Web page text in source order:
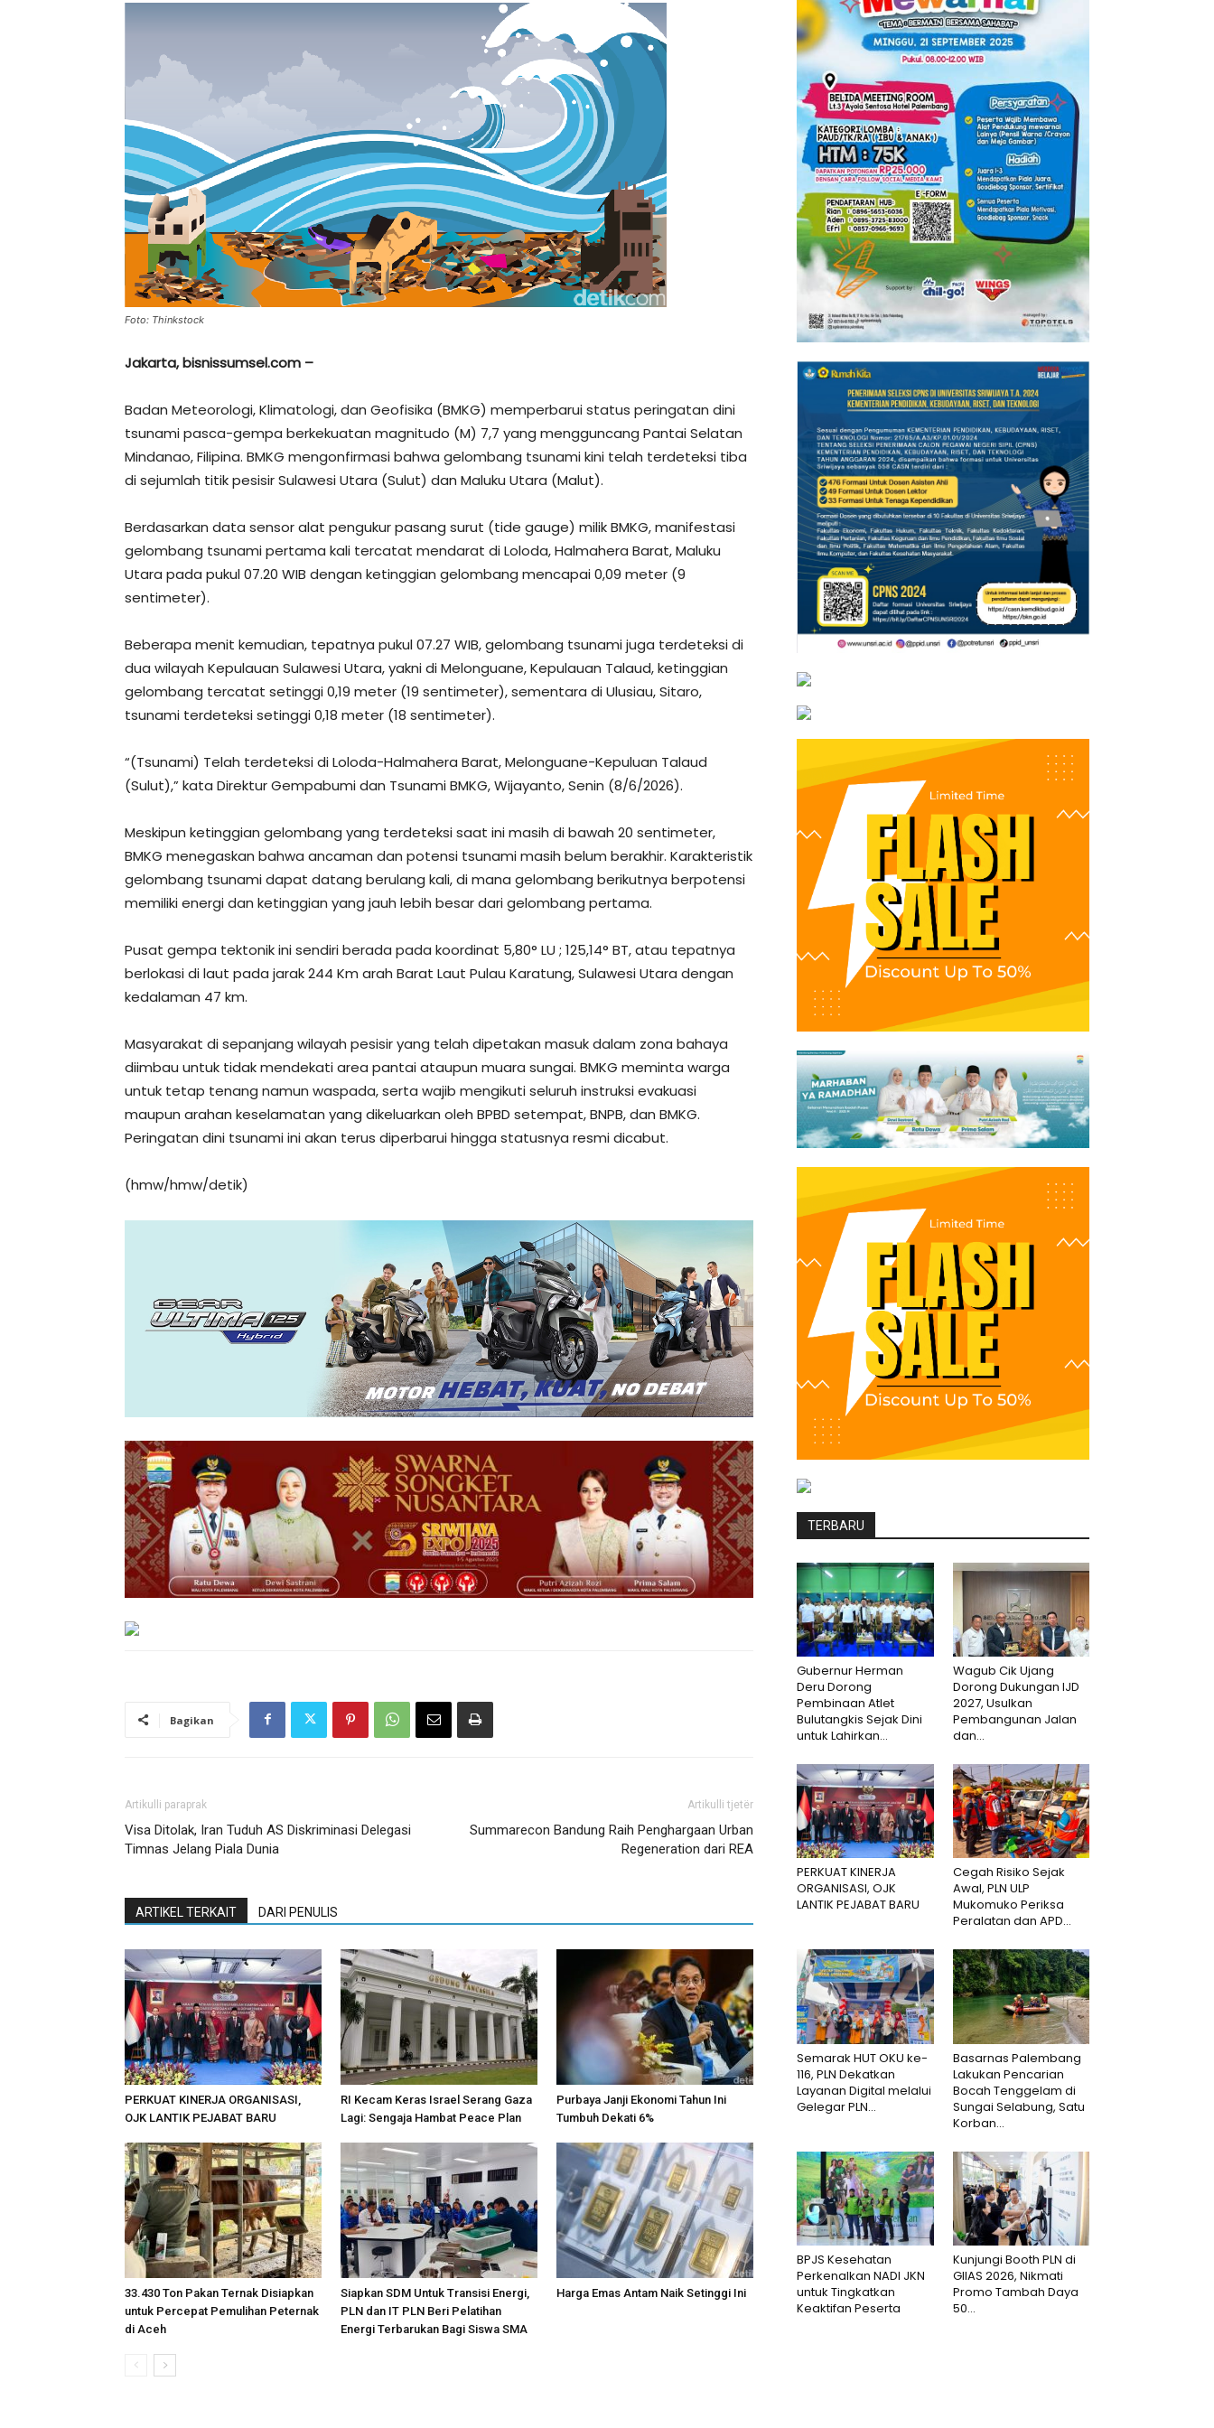
Foto: Thinkstock
Jakarta, bisnissumsel.com –
Badan Meteorologi, Klimatologi, dan Geofisika (BMKG) memperbarui status peringatan dini
tsunami pasca-gempa berkekuatan magnitudo (M) 7,7 yang mengguncang Pantai Selatan
Mindanao, Filipina. BMKG mengonfirmasi bahwa gelombang tsunami kini telah terdeteksi tiba
di sejumlah titik pesisir Sulawesi Utara (Sulut) dan Maluku Utara (Malut).
Berdasarkan data sensor alat pengukur pasang surut (tide gauge) milik BMKG, manifestasi
gelombang tsunami pertama kali tercatat mendarat di Loloda, Halmahera Barat, Maluku
Utara pada pukul 07.20 WIB dengan ketinggian gelombang mencapai 0,09 meter (9
sentimeter).
Beberapa menit kemudian, tepatnya pukul 07.27 WIB, gelombang tsunami juga terdeteksi di
dua wilayah Kepulauan Sulawesi Utara, yakni di Melonguane, Kepulauan Talaud, ketinggian
gelombang tercatat setinggi 0,19 meter (19 sentimeter), sementara di Ulusiau, Sitaro,
tsunami terdeteksi setinggi 0,18 meter (18 sentimeter).
“(Tsunami) Telah terdeteksi di Loloda-Halmahera Barat, Melonguane-Kepuluan Talaud
(Sulut),” kata Direktur Gempabumi dan Tsunami BMKG, Wijayanto, Senin (8/6/2026).
Meskipun ketinggian gelombang yang terdeteksi saat ini masih di bawah 20 sentimeter,
BMKG menegaskan bahwa ancaman dan potensi tsunami masih belum berakhir. Karakteristik
gelombang tsunami dapat datang berulang kali, di mana gelombang berikutnya berpotensi
memiliki energi dan ketinggian yang jauh lebih besar dari gelombang pertama.
Pusat gempa tektonik ini sendiri berada pada koordinat 5,80° LU ; 125,14° BT, atau tepatnya
berlokasi di laut pada jarak 244 Km arah Barat Laut Pulau Karatung, Sulawesi Utara dengan
kedalaman 47 km.
Masyarakat di sepanjang wilayah pesisir yang telah dipetakan masuk dalam zona bahaya
diimbau untuk tidak mendekati area pantai ataupun muara sungai. BMKG meminta warga
untuk tetap tenang namun waspada, serta wajib mengikuti seluruh instruksi evakuasi
maupun arahan keselamatan yang dikeluarkan oleh BPBD setempat, BNPB, dan BMKG.
Peringatan dini tsunami ini akan terus diperbarui hingga statusnya resmi dicabut.
(hmw/hmw/detik)
Bagikan
Artikulli paraprak
Visa Ditolak, Iran Tuduh AS Diskriminasi Delegasi
Timnas Jelang Piala Dunia
Artikulli tjetër
Summarecon Bandung Raih Penghargaan Urban
Regeneration dari REA
ARTIKEL TERKAIT DARI PENULIS
PERKUAT KINERJA ORGANISASI,
OJK LANTIK PEJABAT BARU
RI Kecam Keras Israel Serang Gaza
Lagi: Sengaja Hambat Peace Plan
Purbaya Janji Ekonomi Tahun Ini
Tumbuh Dekati 6%
33.430 Ton Pakan Ternak Disiapkan
untuk Percepat Pemulihan Peternak
di Aceh
Siapkan SDM Untuk Transisi Energi,
PLN dan IT PLN Beri Pelatihan
Energi Terbarukan Bagi Siswa SMA
Harga Emas Antam Naik Setinggi Ini
TERBARU
Gubernur Herman
Deru Dorong
Pembinaan Atlet
Bulutangkis Sejak Dini
untuk Lahirkan...
Wagub Cik Ujang
Dorong Dukungan IJD
2027, Usulkan
Pembangunan Jalan
dan...
PERKUAT KINERJA
ORGANISASI, OJK
LANTIK PEJABAT BARU
Cegah Risiko Sejak
Awal, PLN ULP
Mukomuko Periksa
Peralatan dan APD...
Semarak HUT OKU ke-
116, PLN Dekatkan
Layanan Digital melalui
Gelegar PLN...
Basarnas Palembang
Lakukan Pencarian
Bocah Tenggelam di
Sungai Selabung, Satu
Korban...
BPJS Kesehatan
Perkenalkan NADI JKN
untuk Tingkatkan
Keaktifan Peserta
Kunjungi Booth PLN di
GIIAS 2026, Nikmati
Promo Tambah Daya
50...